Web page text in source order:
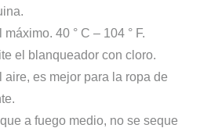
40 ° C – 104 ° F.
el blanqueador con cloro.
es mejor para la ropa de
a fuego medio, no se seque